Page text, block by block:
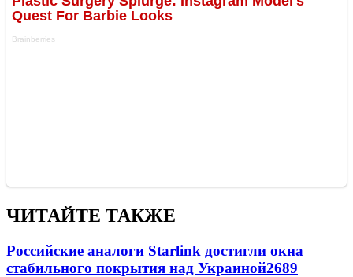
ЧИТАЙТЕ ТАКЖЕ
Российские аналоги Starlink достигли окна
стабильного покрытия над Украиной2689